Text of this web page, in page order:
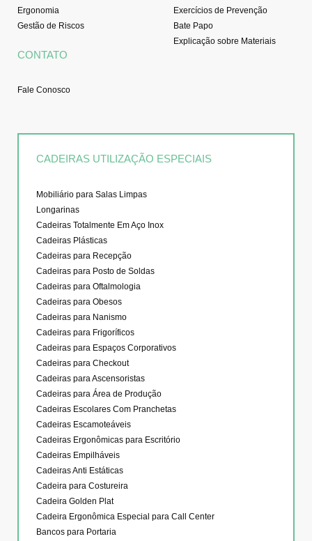
Ergonomia
Gestão de Riscos
CONTATO
Fale Conosco
Exercícios de Prevenção
Bate Papo
Explicação sobre Materiais
CADEIRAS UTILIZAÇÃO ESPECIAIS
Mobiliário para Salas Limpas
Longarinas
Cadeiras Totalmente Em Aço Inox
Cadeiras Plásticas
Cadeiras para Recepção
Cadeiras para Posto de Soldas
Cadeiras para Oftalmologia
Cadeiras para Obesos
Cadeiras para Nanismo
Cadeiras para Frigoríficos
Cadeiras para Espaços Corporativos
Cadeiras para Checkout
Cadeiras para Ascensoristas
Cadeiras para Área de Produção
Cadeiras Escolares Com Pranchetas
Cadeiras Escamoteáveis
Cadeiras Ergonômicas para Escritório
Cadeiras Empilháveis
Cadeiras Anti Estáticas
Cadeira para Costureira
Cadeira Golden Plat
Cadeira Ergonômica Especial para Call Center
Bancos para Portaria